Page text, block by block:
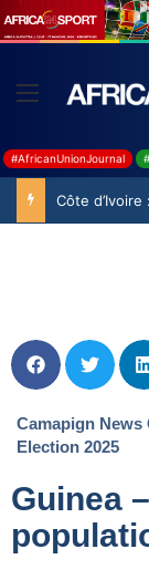
#AfricanUnionJournal
Camapign News
Election 2025
Guinea